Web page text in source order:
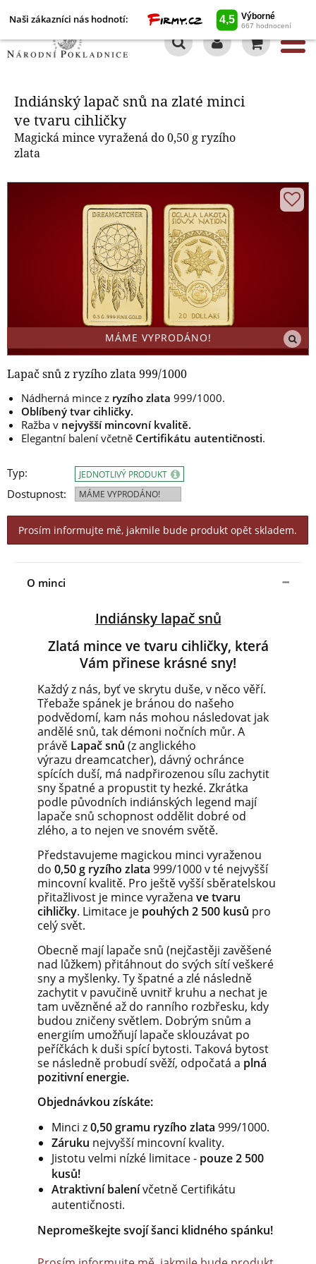
Naši zákazníci nás hodnotí:
Indiánský lapač snů na zlaté minci
ve tvaru cihličky
Magická mince vyražená do 0,50 g ryzího
zlata
MÁME VYPRODÁNO!
Lapač snů z ryzího zlata 999/1000
Nádherná mince z ryzího zlata 999/1000.
Oblíbený tvar cihličky.
Ražba v nejvyšší mincovní kvalitě.
Elegantní balení včetně Certifikátu autentičnosti.
Typ:
Dostupnost:
JEDNOTLIVÝ PRODUKT
MÁME VYPRODÁNO!
Prosím informujte mě, jakmile bude produkt opět skladem.
O minci
Indiánsky lapač snů
Zlatá mince ve tvaru cihličky, která
Vám přinese krásné sny!
Každý z nás, byť ve skrytu duše, v něco věří.
Třebaže spánek je bránou do našeho
podvědomí, kam nás mohou následovat jak
andělé snů, tak démoni nočních můr. A
právě Lapač snů (z anglického
výrazu dreamcatcher), dávný ochránce
spících duší, má nadpřirozenou sílu zachytit
sny špatné a propustit ty hezké. Zkrátka
podle původních indiánských legend mají
lapače snů schopnost oddělit dobré od
zlého, a to nejen ve snovém světě.
Představujeme magickou minci vyraženou
do 0,50 g ryzího zlata 999/1000 v té nejvyšší
mincovní kvalitě. Pro ještě vyšší sběratelskou
přitažlivost je mince vyražena ve tvaru
cihličky. Limitace je pouhých 2 500 kusů pro
celý svět.
Obecně mají lapače snů (nejčastěji zavěšené
nad lůžkem) přitáhnout do svých sítí veškeré
sny a myšlenky. Ty špatné a zlé následně
zachytit v pavučině uvnitř kruhu a nechat je
tam uvězněné až do ranního rozbřesku, kdy
budou zničeny světlem. Dobrým snům a
energiím umožňují lapače sklouzávat po
peříčkách k duši spící bytosti. Taková bytost
se následně probudí svěží, odpočatá a plná
pozitivní energie.
Objednávkou získáte:
Minci z0,50 gramu ryzího zlata 999/1000.
Záruku nejvyšší mincovní kvality.
Jistotu velmi nízké limitace - pouze 2 500
kusů!
Atraktivní balenívčetně Certifikátu
autentičnosti.
Nepromeškejte svojí šanci klidného spánku!
Indiánský lapač snů na zlaté